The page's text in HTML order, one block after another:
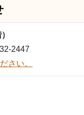
2447
さい。